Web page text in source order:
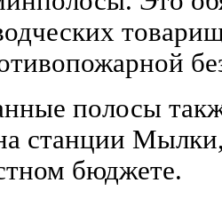
полосы
станции
бюджете.